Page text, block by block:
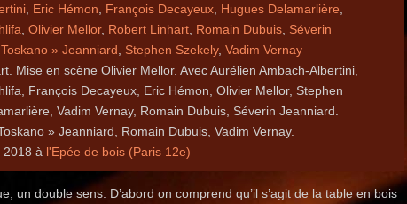
Eric Hémon François Decayeux Hugues Delamarlière
Olivier Mellor, Robert Linhart Romain Dubuis Séverin
» Jeanniard Stephen Szekely, Vadim Vernay
Mise en scène Olivier Mellor. Avec Aurélien Ambach-Albertini,
François Decayeux, Eric Hémon, Olivier Mellor, Stephen
Vadim Vernay, Romain Dubuis, Séverin Jeanniard.
» Jeanniard, Romain Dubuis, Vadim Vernay.
2018 à l'Epée de bois (Paris 12e)
un double sens. D’abord on comprend qu’il s’agit de la table en bois